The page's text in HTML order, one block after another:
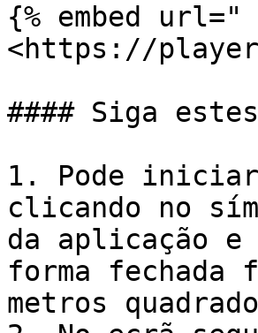
{% embed url="
<https://
#### Siga
1. Pode iniciar
clicando no
da aplicação e
forma fechada
metros